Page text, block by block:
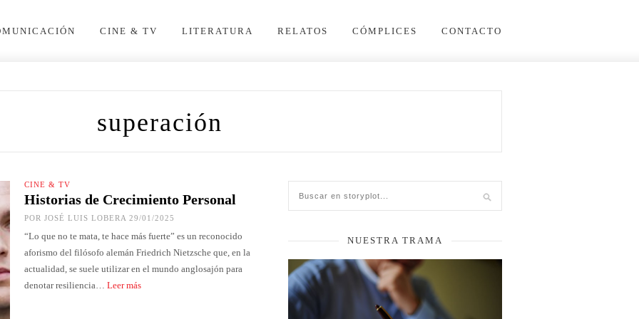
CINE & TV LITERATURA RELATOS CÓMPLICES CONTACTO
superación
CINE & TV
Historias de Crecimiento Personal
POR JOSÉ LUIS LOBERA 29/01/2025
“Lo que no te mata, te hace más fuerte” es un reconocido
aforismo del filósofo alemán Friedrich Nietzsche que, en la
actualidad, se suele utilizar en el mundo anglosajón para
denotar resiliencia… Leer más
NUESTRA TRAMA